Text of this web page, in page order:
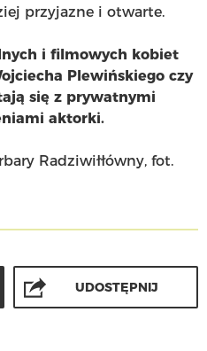
przyjazne i otwarte.
i filmowych kobiet
Plewińskiego czy
się z prywatnymi
aktorki.
Radziwiłłówny, fot.
UDOSTĘPNIJ